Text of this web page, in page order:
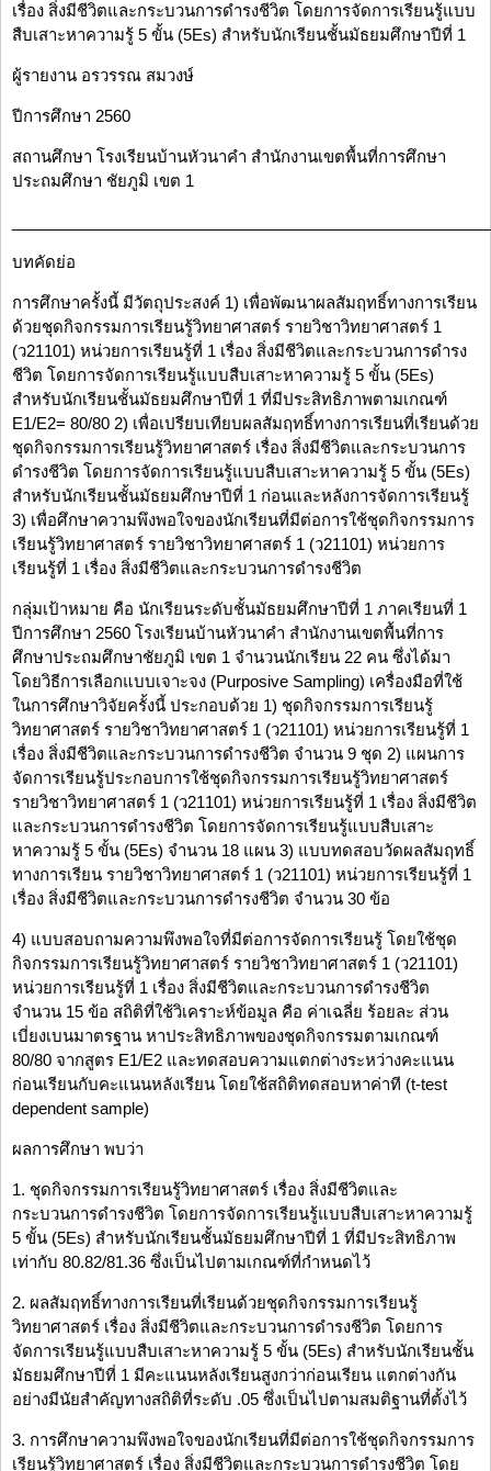
เรื่อง สิ่งมีชีวิตและกระบวนการดำรงชีวิต โดยการจัดการเรียนรู้แบบ
สืบเสาะหาความรู้ 5 ขั้น (5Es) สำหรับนักเรียนชั้นมัธยมศึกษาปีที่ 1
ผู้รายงาน อรวรรณ สมวงษ์
ปีการศึกษา 2560
สถานศึกษา โรงเรียนบ้านหัวนาคำ สำนักงานเขตพื้นที่การศึกษา
ประถมศึกษา ชัยภูมิ เขต 1
บทคัดย่อ
การศึกษาครั้งนี้ มีวัตถุประสงค์ 1) เพื่อพัฒนาผลสัมฤทธิ์ทางการเรียน
ด้วยชุดกิจกรรมการเรียนรู้วิทยาศาสตร์ รายวิชาวิทยาศาสตร์ 1
(ว21101) หน่วยการเรียนรู้ที่ 1 เรื่อง สิ่งมีชีวิตและกระบวนการดำรง
ชีวิต โดยการจัดการเรียนรู้แบบสืบเสาะหาความรู้ 5 ขั้น (5Es)
สำหรับนักเรียนชั้นมัธยมศึกษาปีที่ 1 ที่มีประสิทธิภาพตามเกณฑ์
E1/E2= 80/80 2) เพื่อเปรียบเทียบผลสัมฤทธิ์ทางการเรียนที่เรียนด้วย
ชุดกิจกรรมการเรียนรู้วิทยาศาสตร์ เรื่อง สิ่งมีชีวิตและกระบวนการ
ดำรงชีวิต โดยการจัดการเรียนรู้แบบสืบเสาะหาความรู้ 5 ขั้น (5Es)
สำหรับนักเรียนชั้นมัธยมศึกษาปีที่ 1 ก่อนและหลังการจัดการเรียนรู้
3) เพื่อศึกษาความพึงพอใจของนักเรียนที่มีต่อการใช้ชุดกิจกรรมการ
เรียนรู้วิทยาศาสตร์ รายวิชาวิทยาศาสตร์ 1 (ว21101) หน่วยการ
เรียนรู้ที่ 1 เรื่อง สิ่งมีชีวิตและกระบวนการดำรงชีวิต
กลุ่มเป้าหมาย คือ นักเรียนระดับชั้นมัธยมศึกษาปีที่ 1 ภาคเรียนที่ 1
ปีการศึกษา 2560 โรงเรียนบ้านหัวนาคำ สำนักงานเขตพื้นที่การ
ศึกษาประถมศึกษาชัยภูมิ เขต 1 จำนวนนักเรียน 22 คน ซึ่งได้มา
โดยวิธีการเลือกแบบเจาะจง (Purposive Sampling) เครื่องมือที่ใช้
ในการศึกษาวิจัยครั้งนี้ ประกอบด้วย 1) ชุดกิจกรรมการเรียนรู้
วิทยาศาสตร์ รายวิชาวิทยาศาสตร์ 1 (ว21101) หน่วยการเรียนรู้ที่ 1
เรื่อง สิ่งมีชีวิตและกระบวนการดำรงชีวิต จำนวน 9 ชุด 2) แผนการ
จัดการเรียนรู้ประกอบการใช้ชุดกิจกรรมการเรียนรู้วิทยาศาสตร์
รายวิชาวิทยาศาสตร์ 1 (ว21101) หน่วยการเรียนรู้ที่ 1 เรื่อง สิ่งมีชีวิต
และกระบวนการดำรงชีวิต โดยการจัดการเรียนรู้แบบสืบเสาะ
หาความรู้ 5 ขั้น (5Es) จำนวน 18 แผน 3) แบบทดสอบวัดผลสัมฤทธิ์
ทางการเรียน รายวิชาวิทยาศาสตร์ 1 (ว21101) หน่วยการเรียนรู้ที่ 1
เรื่อง สิ่งมีชีวิตและกระบวนการดำรงชีวิต จำนวน 30 ข้อ
4) แบบสอบถามความพึงพอใจที่มีต่อการจัดการเรียนรู้ โดยใช้ชุด
กิจกรรมการเรียนรู้วิทยาศาสตร์ รายวิชาวิทยาศาสตร์ 1 (ว21101)
หน่วยการเรียนรู้ที่ 1 เรื่อง สิ่งมีชีวิตและกระบวนการดำรงชีวิต
จำนวน 15 ข้อ สถิติที่ใช้วิเคราะห์ข้อมูล คือ ค่าเฉลี่ย ร้อยละ ส่วน
เบี่ยงเบนมาตรฐาน หาประสิทธิภาพของชุดกิจกรรมตามเกณฑ์
80/80 จากสูตร E1/E2 และทดสอบความแตกต่างระหว่างคะแนน
ก่อนเรียนกับคะแนนหลังเรียน โดยใช้สถิติทดสอบหาค่าที (t-test
dependent sample)
ผลการศึกษา พบว่า
1. ชุดกิจกรรมการเรียนรู้วิทยาศาสตร์ เรื่อง สิ่งมีชีวิตและ
กระบวนการดำรงชีวิต โดยการจัดการเรียนรู้แบบสืบเสาะหาความรู้
5 ขั้น (5Es) สำหรับนักเรียนชั้นมัธยมศึกษาปีที่ 1 ที่มีประสิทธิภาพ
เท่ากับ 80.82/81.36 ซึ่งเป็นไปตามเกณฑ์ที่กำหนดไว้
2. ผลสัมฤทธิ์ทางการเรียนที่เรียนด้วยชุดกิจกรรมการเรียนรู้
วิทยาศาสตร์ เรื่อง สิ่งมีชีวิตและกระบวนการดำรงชีวิต โดยการ
จัดการเรียนรู้แบบสืบเสาะหาความรู้ 5 ขั้น (5Es) สำหรับนักเรียนชั้น
มัธยมศึกษาปีที่ 1 มีคะแนนหลังเรียนสูงกว่าก่อนเรียน แตกต่างกัน
อย่างมีนัยสำคัญทางสถิติที่ระดับ .05 ซึ่งเป็นไปตามสมติฐานที่ตั้งไว้
3. การศึกษาความพึงพอใจของนักเรียนที่มีต่อการใช้ชุดกิจกรรมการ
เรียนรู้วิทยาศาสตร์ เรื่อง สิ่งมีชีวิตและกระบวนการดำรงชีวิต โดย